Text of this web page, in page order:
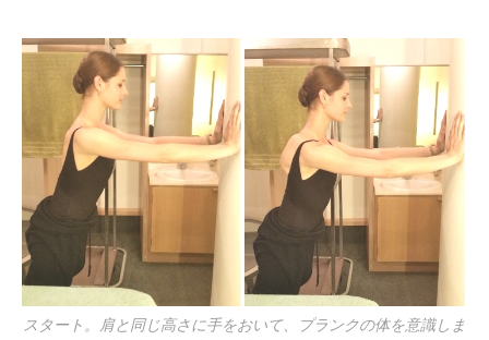
スタート。肩と同じ高さに手をおいて、プランクの体を意識しま